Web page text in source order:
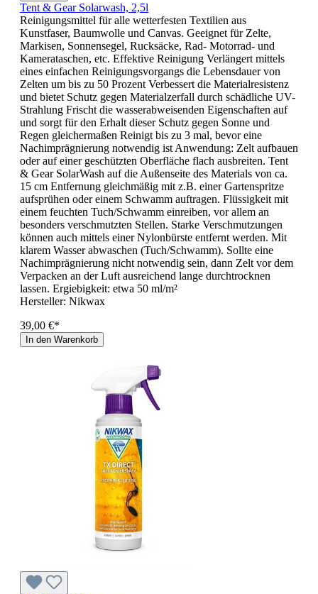
Tent & Gear Solarwash, 2,5l
Reinigungsmittel für alle wetterfesten Textilien aus
Kunstfaser, Baumwolle und Canvas. Geeignet für Zelte,
Markisen, Sonnensegel, Rucksäcke, Rad- Motorrad- und
Kamerataschen, etc. Effektive Reinigung Verlängert mittels
eines einfachen Reinigungsvorgangs die Lebensdauer von
Zelten um bis zu 50 Prozent Verbessert die Materialresistenz
und bietet Schutz gegen Materialzerfall durch schädliche UV-
Strahlung Frischt die wasserabweisenden Eigenschaften auf
und sorgt für den Erhalt dieser Schutz gegen Sonne und
Regen gleichermaßen Reinigt bis zu 3 mal, bevor eine
Nachimprägnierung notwendig ist Anwendung: Zelt aufbauen
oder auf einer geschützten Oberfläche flach ausbreiten. Tent
& Gear SolarWash auf die Außenseite des Materials von ca.
15 cm Entfernung gleichmäßig mit z.B. einer Gartenspritze
aufsprühen oder einem Schwamm auftragen. Flüssigkeit mit
einem feuchten Tuch/Schwamm einreiben, vor allem an
besonders verschmutzten Stellen. Starke Verschmutzungen
können auch mittels einer Nylonbürste entfernt werden. Mit
klarem Wasser abwaschen (Tuch/Schwamm). Sollte eine
Nachimprägnierung nicht notwendig sein, dann Zelt vor dem
Verpacken an der Luft ausreichend lange durchtrocknen
lassen. Ergiebigkeit: etwa 50 ml/m²
Hersteller: Nikwax
39,00 €*
In den Warenkorb